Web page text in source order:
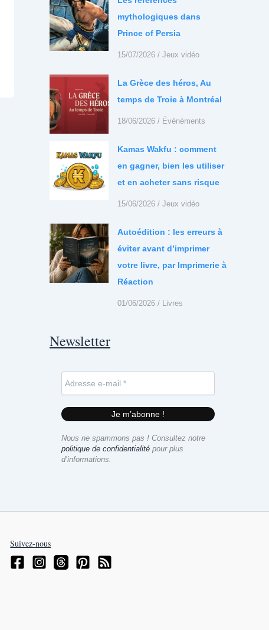
mythologiques dans
Prince of Persia
15/07/2026 / Jeux vidéo
La Grèce des héros, Au
temps de Troie à Montréal
18/06/2026 / Événéments
Kamas Wakfu : comment
en gagner, bien les utiliser
et en acheter sans risque
15/06/2026 / Jeux vidéo
Autoédition : les erreurs à
éviter avant d’imprimer
votre livre, par Imprimerie à
Réaction
01/06/2026 / Livres
Newsletter
Nous ne spammons pas ! Consultez notre
politique de confidentialité pour plus
d’informations.
Suivez-nous